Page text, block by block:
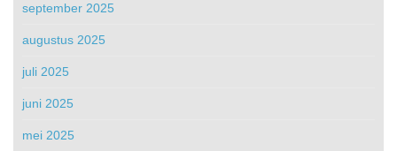
september 2025
augustus 2025
juli 2025
juni 2025
mei 2025